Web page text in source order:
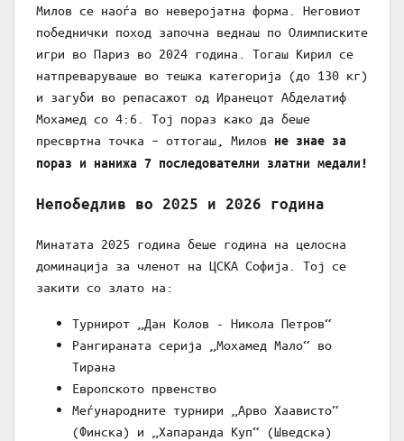
Милов се наоѓа во неверојатна форма. Неговиот
победнички поход започна веднаш по Олимписките
игри во Париз во 2024 година. Тогаш Кирил се
натпреваруваше во тешка категорија (до 130 кг)
и загуби во репасажот од Иранецот Абделатиф
Мохамед со 4:6. Тој пораз како да беше
пресвртна точка – оттогаш, Милов не знае за
пораз и нанижа 7 последователни златни медали!
Непобедлив во 2025 и 2026 година
Минатата 2025 година беше година на целосна
доминација за членот на ЦСКА Софија. Тој се
закити со злато на:
Турнирот „Дан Колов - Никола Петров“
Рангираната серија „Мохамед Мало“ во
Тирана
Европското првенство
Меѓународните турнири „Арво Хаависто“
(Финска) и „Хапаранда Куп“ (Шведска)